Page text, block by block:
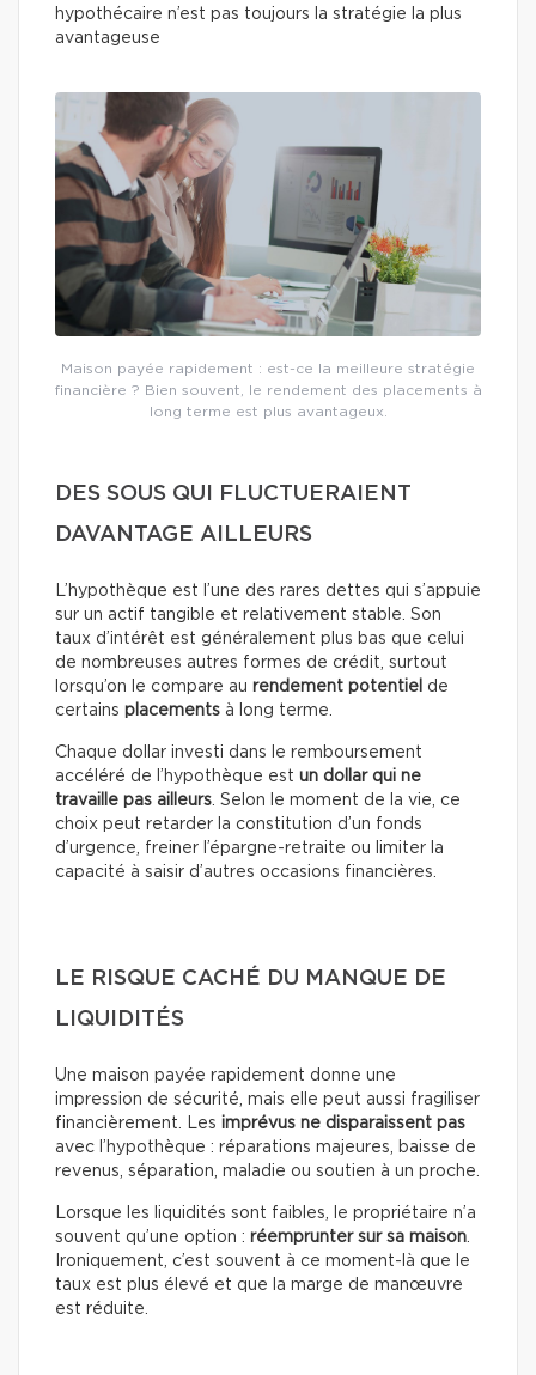
hypothécaire n’est pas toujours la stratégie la plus
avantageuse
Maison payée rapidement : est-ce la meilleure stratégie
financière ? Bien souvent, le rendement des placements à
long terme est plus avantageux.
DES SOUS QUI FLUCTUERAIENT
DAVANTAGE AILLEURS
L’hypothèque est l’une des rares dettes qui s’appuie
sur un actif tangible et relativement stable. Son
taux d’intérêt est généralement plus bas que celui
de nombreuses autres formes de crédit, surtout
lorsqu’on le compare au rendement potentiel de
certains placements à long terme.
Chaque dollar investi dans le remboursement
accéléré de l’hypothèque est un dollar qui ne
travaille pas ailleurs. Selon le moment de la vie, ce
choix peut retarder la constitution d’un fonds
d’urgence, freiner l’épargne-retraite ou limiter la
capacité à saisir d’autres occasions financières.
LE RISQUE CACHÉ DU MANQUE DE
LIQUIDITÉS
Une maison payée rapidement donne une
impression de sécurité, mais elle peut aussi fragiliser
financièrement. Les imprévus ne disparaissent pas
avec l’hypothèque : réparations majeures, baisse de
revenus, séparation, maladie ou soutien à un proche.
Lorsque les liquidités sont faibles, le propriétaire n’a
souvent qu’une option : réemprunter sur sa maison.
Ironiquement, c’est souvent à ce moment-là que le
taux est plus élevé et que la marge de manœuvre
est réduite.